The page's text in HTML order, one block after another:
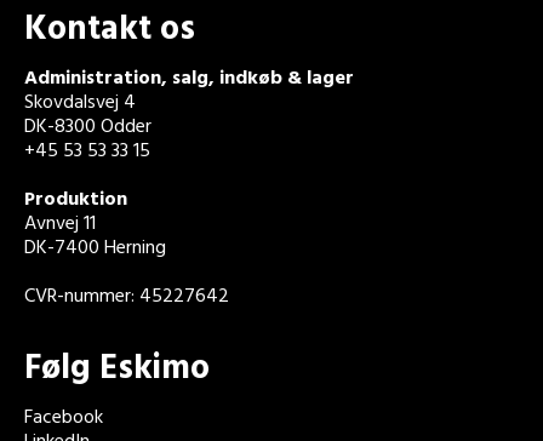
Kontakt os
Administration, salg, indkøb & lager
Skovdalsvej 4
DK-8300 Odder
+45 53 53 33 15
Produktion
Avnvej 11
DK-7400 Herning
CVR-nummer: 45227642
Følg Eskimo
Facebook